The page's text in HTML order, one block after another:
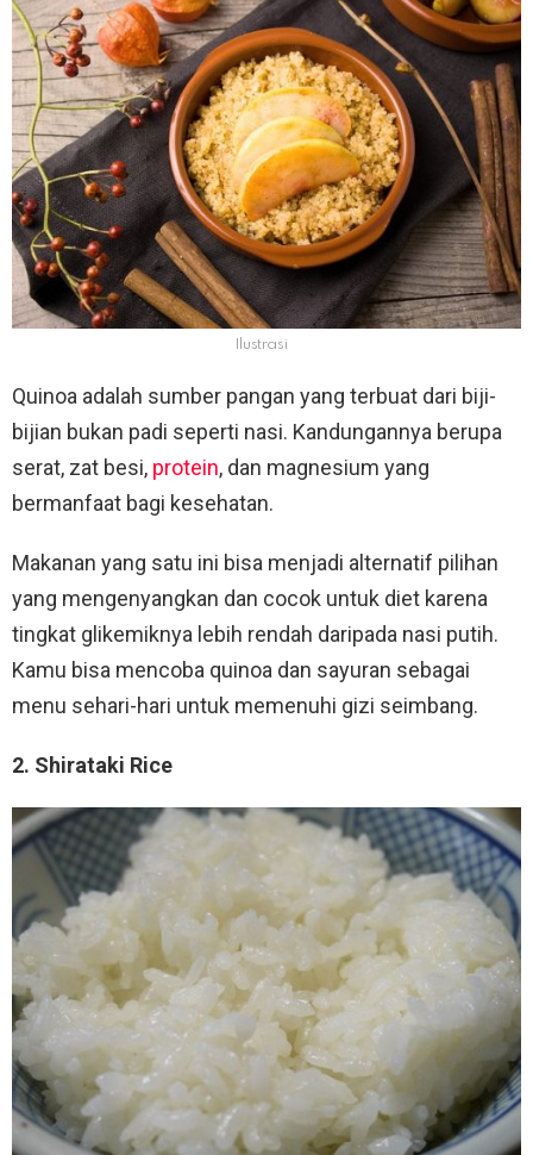
Ilustrasi
Quinoa adalah sumber pangan yang terbuat dari biji-
bijian bukan padi seperti nasi. Kandungannya berupa
serat, zat besi, protein, dan magnesium yang
bermanfaat bagi kesehatan.
Makanan yang satu ini bisa menjadi alternatif pilihan
yang mengenyangkan dan cocok untuk diet karena
tingkat glikemiknya lebih rendah daripada nasi putih.
Kamu bisa mencoba quinoa dan sayuran sebagai
menu sehari-hari untuk memenuhi gizi seimbang.
2. Shirataki Rice